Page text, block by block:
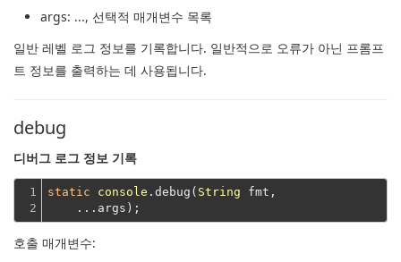
args: ..., 선택적 매개변수 목록
일반 레벨 로그 정보를 기록합니다. 일반적으로 오류가 아닌 프롬프
트 정보를 출력하는 데 사용됩니다.
debug
디버그 로그 정보 기록
1
2
static console .debug( String fmt,
    ...args);
호출 매개변수: